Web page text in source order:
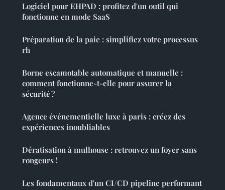
Logiciel pour EHPAD : profitez d'un outil qui
fonctionne en mode SaaS
Préparation de la paie : simplifiez votre processus
rh
Borne escamotable automatique et manuelle :
comment fonctionne-t-elle pour assurer la
sécurité ?
Agence événementielle luxe à paris : créez des
expériences inoubliables
Dératisation à mulhouse : retrouvez un foyer sans
rongeurs !
Les fondamentaux d'un CI/CD pipeline performant